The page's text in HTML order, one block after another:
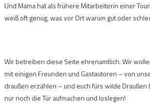
Und Mama hat als frühere Mitarbeiterin einer
weiß oft genug, was vor Ort warum gut oder
Wir betreiben diese Seite ehrenamtlich. Wir
mit einigen Freunden und Gastautoren – von
draußen erzählen – und euch fürs wilde
nur noch die Tür aufmachen und loslegen!